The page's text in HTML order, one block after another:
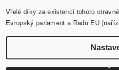
Vřelé díky za existenci tohoto
Evropský parlament a Radu EU